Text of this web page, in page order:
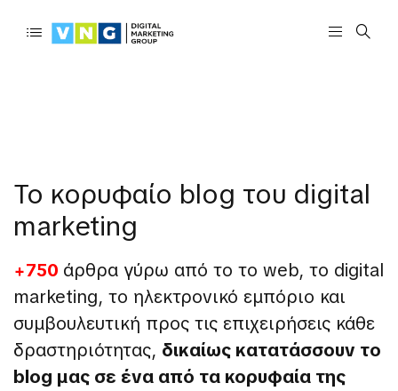
Το κορυφαίο blog του digital
marketing
+750 άρθρα γύρω από το το web, το digital
marketing, το ηλεκτρονικό εμπόριο και
συμβουλευτική προς τις επιχειρήσεις κάθε
δραστηριότητας, δικαίως κατατάσσουν το
blog μας σε ένα από τα κορυφαία της